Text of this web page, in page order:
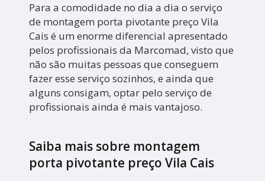
Para a comodidade no dia a dia o serviço
de montagem porta pivotante preço Vila
Cais é um enorme diferencial apresentado
pelos profissionais da Marcomad, visto que
não são muitas pessoas que conseguem
fazer esse serviço sozinhos, e ainda que
alguns consigam, optar pelo serviço de
profissionais ainda é mais vantajoso.
Saiba mais sobre montagem
porta pivotante preço Vila Cais